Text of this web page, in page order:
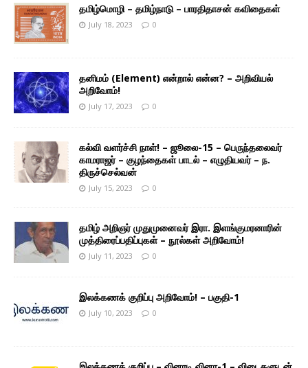
தமிழ்மொழி – தமிழ்நாடு – பாரதிதாசன் கவிதைகள்
July 18, 2023 0
தனிமம் (Element) என்றால் என்ன? – அறிவியல்
அறிவோம்!
July 17, 2023 0
கல்வி வளர்ச்சி நாள்! – ஜூலை-15 – பெருந்தலைவர்
காமராஜர் – குழந்தைகள் பாடல் – எழுதியவர் – ந.
திருச்செல்வன்
July 15, 2023 0
தமிழ் அறிஞர் முதுமுனைவர் இரா. இளங்குமரனாரின்
முத்திரைப்பதிப்புகள் – நூல்கள் அறிவோம்!
July 11, 2023 0
இலக்கணக் குறிப்பு அறிவோம்! – பகுதி-1
July 10, 2023 0